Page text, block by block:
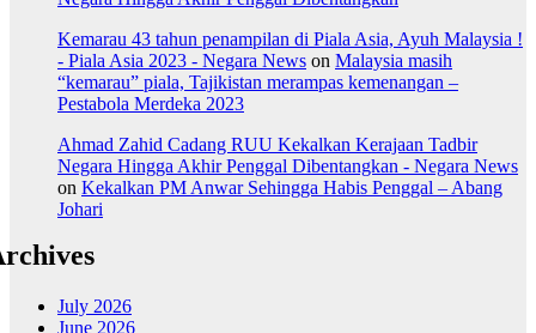
Kemarau 43 tahun penampilan di Piala Asia, Ayuh Malaysia !
- Piala Asia 2023 - Negara News on Malaysia masih
“kemarau” piala, Tajikistan merampas kemenangan –
Pestabola Merdeka 2023
Ahmad Zahid Cadang RUU Kekalkan Kerajaan Tadbir
Negara Hingga Akhir Penggal Dibentangkan - Negara News
on Kekalkan PM Anwar Sehingga Habis Penggal – Abang
Johari
July 2026
June 2026